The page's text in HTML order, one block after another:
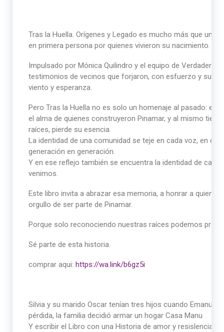
Tras la Huella. Orígenes y Legado es mucho más que un
en primera persona por quienes vivieron su nacimiento.
Impulsado por Mónica Quilindro y el equipo de
testimonios de vecinos que forjaron, con esfuerzo y
viento y esperanza.
Pero Tras la Huella no es solo un homenaje al pasado: es
el alma de quienes construyeron Pinamar, y al mismo
raíces, pierde su esencia.
La identidad de una comunidad se teje en cada voz, en
generación en generación.
Y en ese reflejo también se encuentra la identidad de
venimos.
Este libro invita a abrazar esa memoria, a honrar a
orgullo de ser parte de Pinamar.
Porque solo reconociendo nuestras raíces podemos
Sé parte de esta historia.
comprar aqui: https://wa.link/b6gz5i
Silvia y su marido Oscar tenían tres hijos cuando Emanuel
pérdida, la familia decidió armar un hogar Casa Manu
Y escribir el Libro con una Historia de amor y resislencia